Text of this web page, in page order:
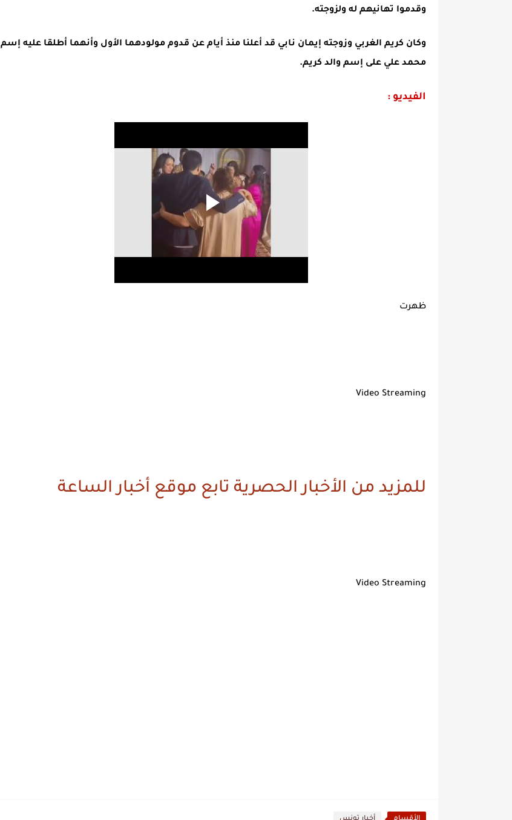
وقدموا تهانيهم له ولزوجته.
وكان كريم الغربي وزوجته إيمان نابي قد أعلنا منذ أيام عن قدوم مولودهما الأول وأنهما أطلقا عليه إسم
محمد علي على إسم والد كريم.
الفيديو :
ظهرت
Video Streaming
للمزيد من الأخبار الحصرية تابع موقع أخبار الساعة
Video Streaming